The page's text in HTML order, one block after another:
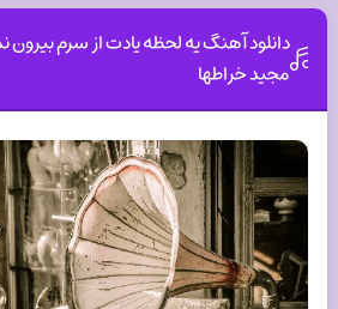
دانلود آهنگ یه لحظه یادت از سرم بیرون
مجید خراطها